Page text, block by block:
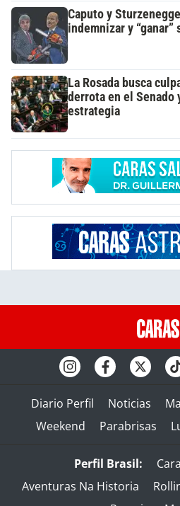
Caputo y
indemnizar y
La Rosada busca
derrota en el Senado
estrategia
Diario Perfil Noticias
Weekend
Parabrisas
Perfil Brasil:
Aventuras Na Historia